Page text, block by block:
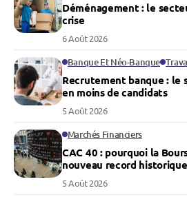
Déménagement : le
crise
6 Août 2026
Banque Et Néo-Banque
Recrutement banque : le
en moins de candidats
5 Août 2026
Marchés Financiers
CAC 40 : pourquoi la
nouveau record historique
5 Août 2026